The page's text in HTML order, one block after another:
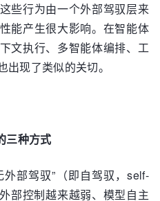
些行为由一个外部驾驭层来
能产生很大影响。在智能体
文执行、多智能体编排、工
现了类似的关切。
三种方式
外部驾驭”（即自驾驭，self-
部控制越来越弱、模型自主